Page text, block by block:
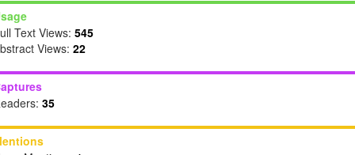
Text Views: 545
Views: 22
35